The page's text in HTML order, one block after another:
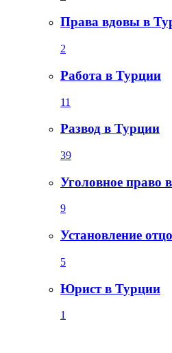
Права вдовы в
2
Работа в Турции
11
Развод в Турции
39
Уголовное право
9
Установление
5
Юрист в Турции
1